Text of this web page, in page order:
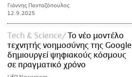
Γιάννης Πανταζόπουλος
12.9.2025
Τech & Science
Το νέο μοντέλο
τεχνητής νοημοσύνης της Google
δημιουργεί ψηφιακούς κόσμους
σε πραγματικό χρόνο